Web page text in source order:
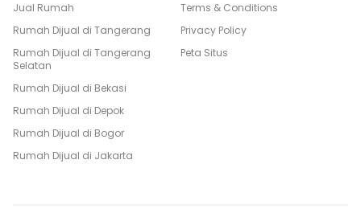
Jual Rumah
Rumah Dijual di Tangerang
Rumah Dijual di Tangerang
Selatan
Rumah Dijual di Bekasi
Rumah Dijual di Depok
Rumah Dijual di Bogor
Rumah Dijual di Jakarta
Terms & Conditions
Privacy Policy
Peta Situs